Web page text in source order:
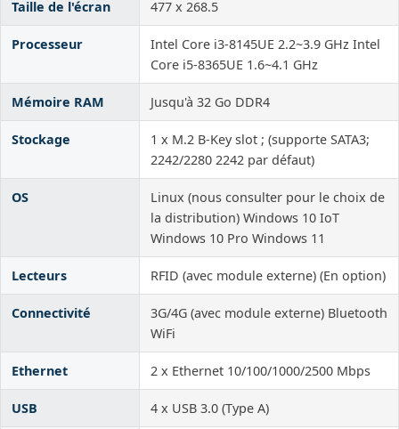
Taille de l'écran 477 x 268.5
Processeur
Intel Core i3-8145UE 2.2~3.9 GHz Intel
Core i5-8365UE 1.6~4.1 GHz
Mémoire RAM Jusqu'à 32 Go DDR4
Stockage
1 x M.2 B-Key slot ; (supporte SATA3;
2242/2280 2242 par défaut)
OS
Linux (nous consulter pour le choix de
la distribution) Windows 10 IoT
Windows 10 Pro Windows 11
Lecteurs RFID (avec module externe) (En option)
Connectivité
3G/4G (avec module externe) Bluetooth
WiFi
Ethernet 2 x Ethernet 10/100/1000/2500 Mbps
USB 4 x USB 3.0 (Type A)